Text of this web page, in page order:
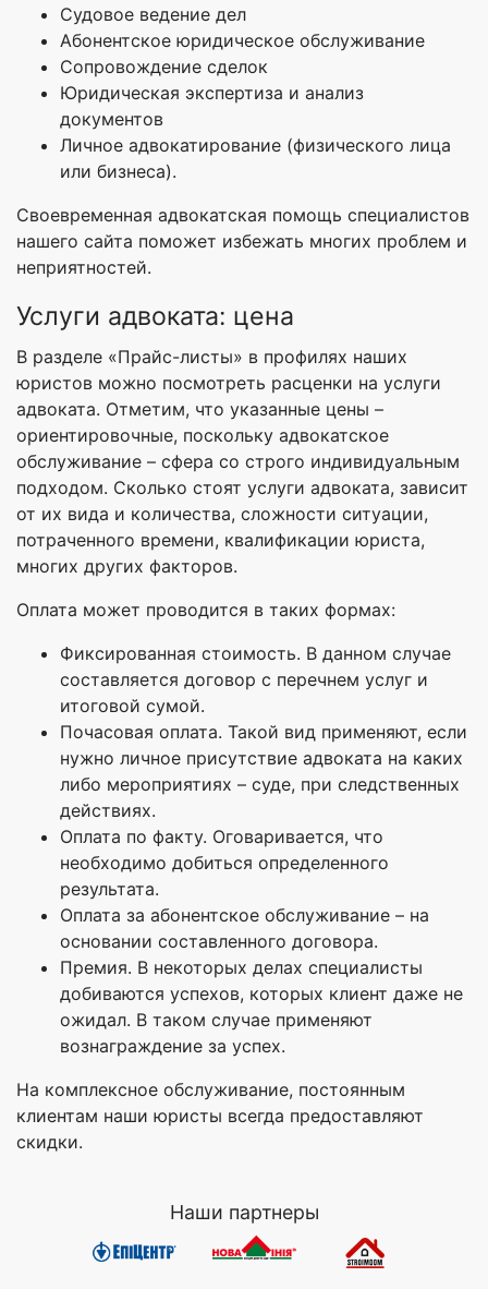
Судовое ведение дел
Абонентское юридическое обслуживание
Сопровождение сделок
Юридическая экспертиза и анализ
документов
Личное адвокатирование (физического лица
или бизнеса).
Своевременная адвокатская помощь специалистов
нашего сайта поможет избежать многих проблем и
неприятностей.
Услуги адвоката: цена
В разделе «Прайс-листы» в профилях наших
юристов можно посмотреть расценки на услуги
адвоката. Отметим, что указанные цены –
ориентировочные, поскольку адвокатское
обслуживание – сфера со строго индивидуальным
подходом. Сколько стоят услуги адвоката, зависит
от их вида и количества, сложности ситуации,
потраченного времени, квалификации юриста,
многих других факторов.
Оплата может проводится в таких формах:
Фиксированная стоимость. В данном случае
составляется договор с перечнем услуг и
итоговой сумой.
Почасовая оплата. Такой вид применяют, если
нужно личное присутствие адвоката на каких
либо мероприятиях – суде, при следственных
действиях.
Оплата по факту. Оговаривается, что
необходимо добиться определенного
результата.
Оплата за абонентское обслуживание – на
основании составленного договора.
Премия. В некоторых делах специалисты
добиваются успехов, которых клиент даже не
ожидал. В таком случае применяют
вознаграждение за успех.
На комплексное обслуживание, постоянным
клиентам наши юристы всегда предоставляют
скидки.
Наши партнеры